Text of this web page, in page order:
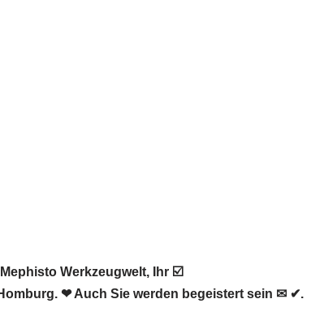
Werkzeugwelt, Ihr ☑️
❤ Auch Sie werden begeistert sein ✉ ✔.